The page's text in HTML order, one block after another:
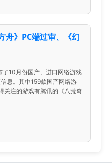
舟》PC端过审、《幻
10月份国产、进口网络游戏
息。其中159款国产网络游
关注的游戏有腾讯的《八荒奇